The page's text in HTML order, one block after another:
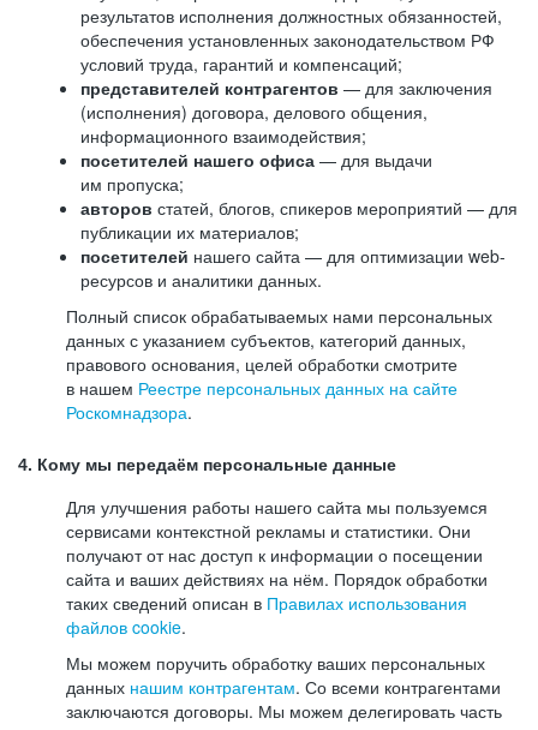
результатов исполнения должностных обязанностей,
обеспечения установленных законодательством РФ
условий труда, гарантий и компенсаций;
представителей контрагентов — для заключения
(исполнения) договора, делового общения,
информационного взаимодействия;
посетителей нашего офиса — для выдачи
им пропуска;
авторов статей, блогов, спикеров мероприятий — для
публикации их материалов;
посетителей нашего сайта — для оптимизации web-
ресурсов и аналитики данных.
Полный список обрабатываемых нами персональных
данных с указанием субъектов, категорий данных,
правового основания, целей обработки смотрите
в нашем Реестре персональных данных на сайте
Роскомнадзора.
4. Кому мы передаём персональные данные
Для улучшения работы нашего сайта мы пользуемся
сервисами контекстной рекламы и статистики. Они
получают от нас доступ к информации о посещении
сайта и ваших действиях на нём. Порядок обработки
таких сведений описан в Правилах использования
файлов cookie.
Мы можем поручить обработку ваших персональных
данных нашим контрагентам. Со всеми контрагентами
заключаются договоры. Мы можем делегировать часть